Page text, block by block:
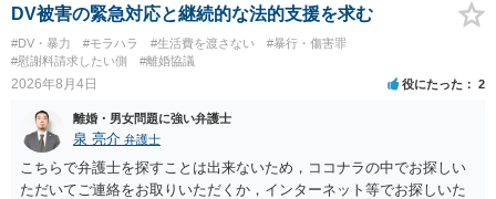
よいと思います。 ただ．慰謝料額については，婚姻破綻に至っていな
いとして，この点を考慮されることになるかもしれません。 ②夫との
今後のことを考えて書いてもらうか否かを検討するのがよいと思いま
す。今ある証拠以上のことを証明（証明力を強めることも含む）でき
う。慰謝料請求としては証拠として使えることが前提であり，その価
値と夫との関係との均衡のように思います。 ③行政書士に委任をして
いるのであれば，どのような内容の委任なのか不明ですが，その行政
書士との協議になると思います。請求するか，訴訟にするか，その点
DV被害の緊急対応と継続的な法的支援を求む
#DV・暴力 #モラハラ #生活費を渡さない
#暴行・傷害罪
#慰謝料請求したい側
#離婚協議
2026年8月4日 役にたった 2
離婚・男女問題に強い弁護士
泉 亮介 弁護士
こちらで弁護士を探すことは出来ないため，ココナラの中でお探しい
ただいてご連絡をお取りいただくか，インターネット等でお探しいた